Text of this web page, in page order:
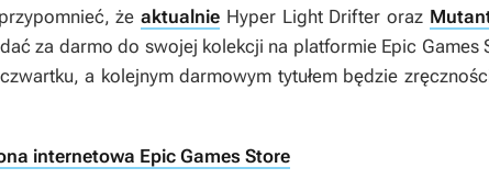
żeaktualnie Hyper Light Drifter oraz
za darmo do swojej kolekcji na platformie Epic Games
a kolejnym darmowym tytułem będzie
internetowa Epic Games Store